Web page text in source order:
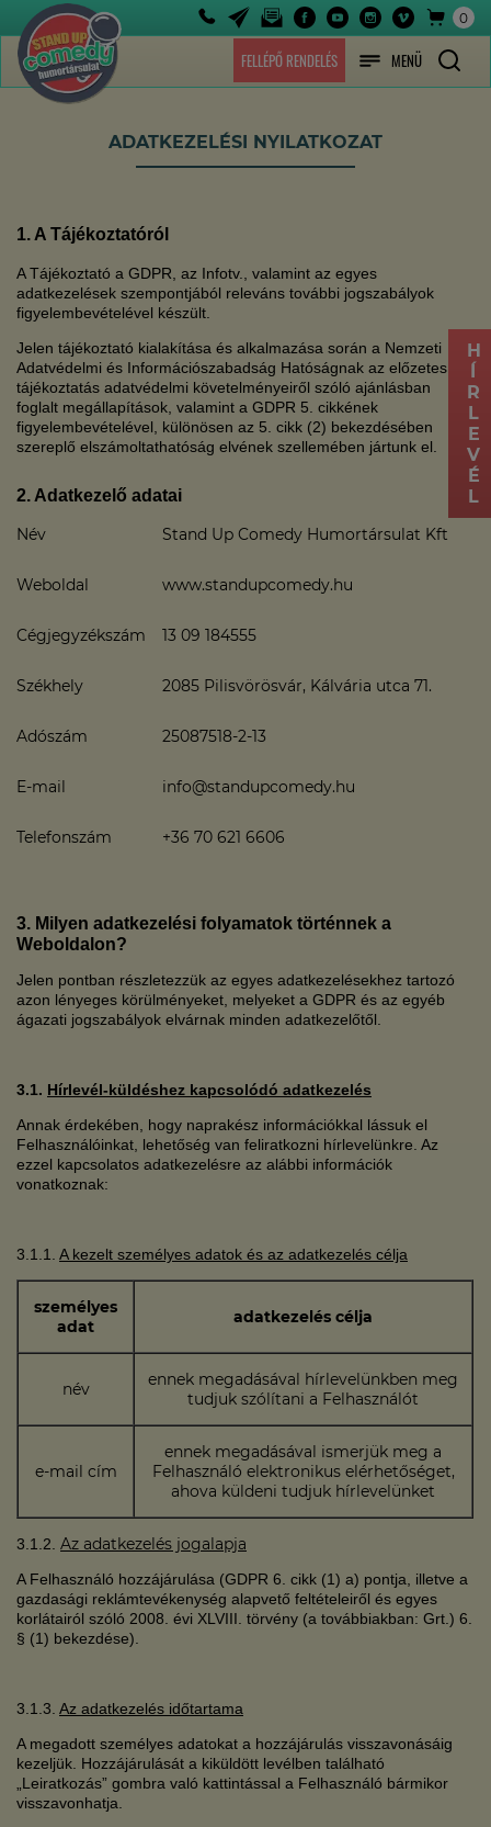
0
FELLÉPŐ RENDELÉS MENÜ
HÍRLEVÉL
ADATKEZELÉSI NYILATKOZAT
1. A Tájékoztatóról
A Tájékoztató a GDPR, az Infotv., valamint az egyes
adatkezelések szempontjából releváns további jogszabályok
figyelembevételével készült.
Jelen tájékoztató kialakítása és alkalmazása során a Nemzeti
Adatvédelmi és Információszabadság Hatóságnak az előzetes
tájékoztatás adatvédelmi követelményeiről szóló ajánlásban
foglalt megállapítások, valamint a GDPR 5. cikkének
figyelembevételével, különösen az 5. cikk (2) bekezdésében
szereplő elszámoltathatóság elvének szellemében jártunk el.
2. Adatkezelő adatai
Név Stand Up Comedy Humortársulat Kft
Weboldal www.standupcomedy.hu
Cégjegyzékszám 13 09 184555
Székhely 2085 Pilisvörösvár, Kálvária utca 71.
Adószám 25087518-2-13
E-mail info@standupcomedy.hu
Telefonszám +36 70 621 6606
3. Milyen adatkezelési folyamatok történnek a
Weboldalon?
Jelen pontban részletezzük az egyes adatkezelésekhez tartozó
azon lényeges körülményeket, melyeket a GDPR és az egyéb
ágazati jogszabályok elvárnak minden adatkezelőtől.
3.1. Hírlevél-küldéshez kapcsolódó adatkezelés
Annak érdekében, hogy naprakész információkkal lássuk el
Felhasználóinkat, lehetőség van feliratkozni hírlevelünkre. Az
ezzel kapcsolatos adatkezelésre az alábbi információk
vonatkoznak:
3.1.1. A kezelt személyes adatok és az adatkezelés célja
személyes
adat
adatkezelés célja
név
ennek megadásával hírlevelünkben meg
tudjuk szólítani a Felhasználót
e-mail cím
ennek megadásával ismerjük meg a
Felhasználó elektronikus elérhetőséget,
ahova küldeni tudjuk hírlevelünket
3.1.2. Az adatkezelés jogalapja
A Felhasználó hozzájárulása (GDPR 6. cikk (1) a) pontja, illetve a
gazdasági reklámtevékenység alapvető feltételeiről és egyes
korlátairól szóló 2008. évi XLVIII. törvény (a továbbiakban: Grt.) 6.
§ (1) bekezdése).
3.1.3. Az adatkezelés időtartama
A megadott személyes adatokat a hozzájárulás visszavonásáig
kezeljük. Hozzájárulását a kiküldött levélben található
„Leiratkozás” gombra való kattintással a Felhasználó bármikor
visszavonhatja.